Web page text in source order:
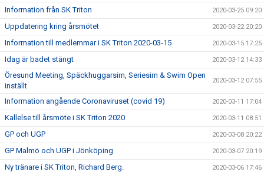
Information från SK Triton 2020-03-25 09:20
Uppdatering kring årsmötet 2020-03-22 20:20
Information till medlemmar i SK Triton 2020-03-15 2020-03-15 17:25
Idag är badet stängt 2020-03-12 14:33
Öresund Meeting, Späckhuggarsim, Seriesim & Swim Open
inställt
2020-03-12 07:55
Information angående Coronaviruset (covid 19) 2020-03-11 17:04
Kallelse till årsmöte i SK Triton 2020 2020-03-11 08:51
GP och UGP 2020-03-08 20:22
GP Malmö och UGP i Jönköping 2020-03-07 20:19
Ny tränare i SK Triton, Richard Berg. 2020-03-06 17:46